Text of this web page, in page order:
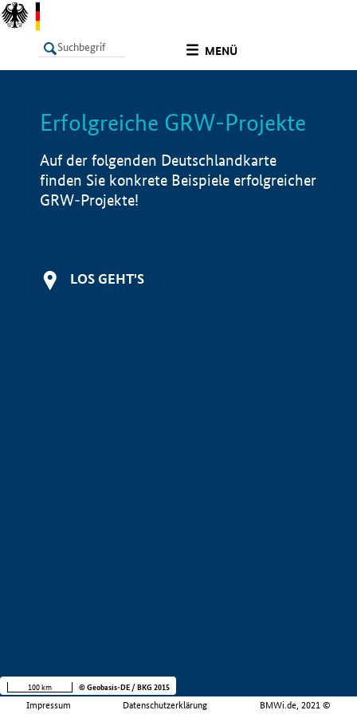
MENÜ
LISTE Info
Erfolgreiche GRW-Projekte
Auf der folgenden Deutschlandkarte
finden Sie konkrete Beispiele erfolgreicher
GRW-Projekte!
LOS GEHT'S
Impressum Datenschutzerklärung BMWi.de, 2021 ©
100 km © Geobasis-DE / BKG 2015